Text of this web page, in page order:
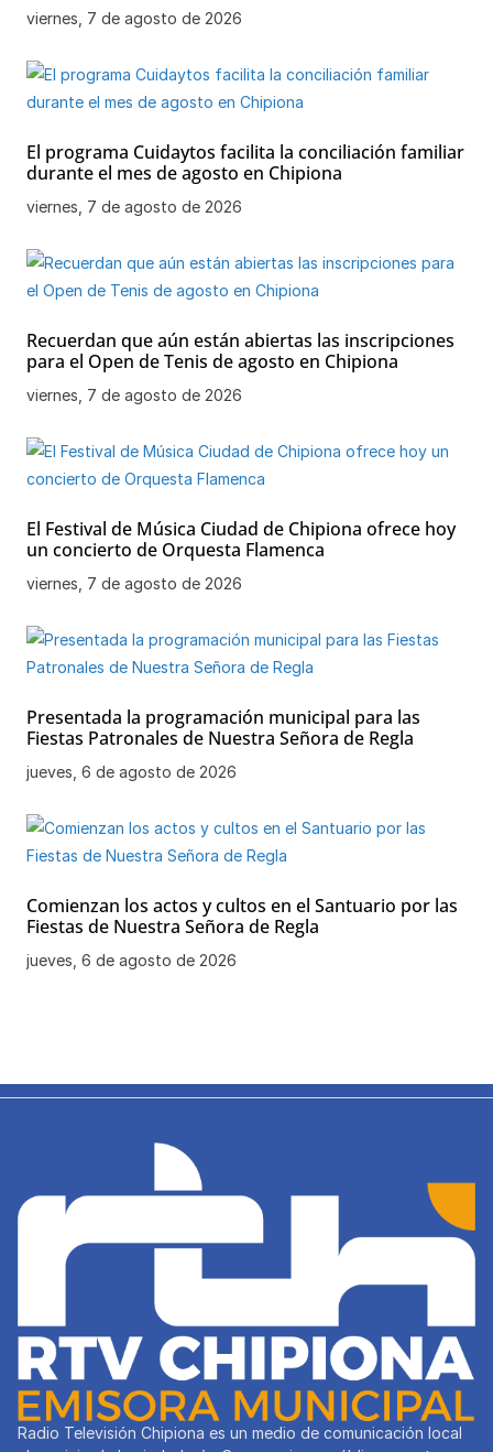
viernes, 7 de agosto de 2026
El programa Cuidaytos facilita la conciliación familiar
durante el mes de agosto en Chipiona
viernes, 7 de agosto de 2026
Recuerdan que aún están abiertas las inscripciones
para el Open de Tenis de agosto en Chipiona
viernes, 7 de agosto de 2026
El Festival de Música Ciudad de Chipiona ofrece hoy
un concierto de Orquesta Flamenca
viernes, 7 de agosto de 2026
Presentada la programación municipal para las
Fiestas Patronales de Nuestra Señora de Regla
jueves, 6 de agosto de 2026
Comienzan los actos y cultos en el Santuario por las
Fiestas de Nuestra Señora de Regla
jueves, 6 de agosto de 2026
Radio Televisión Chipiona es un medio de comunicación local